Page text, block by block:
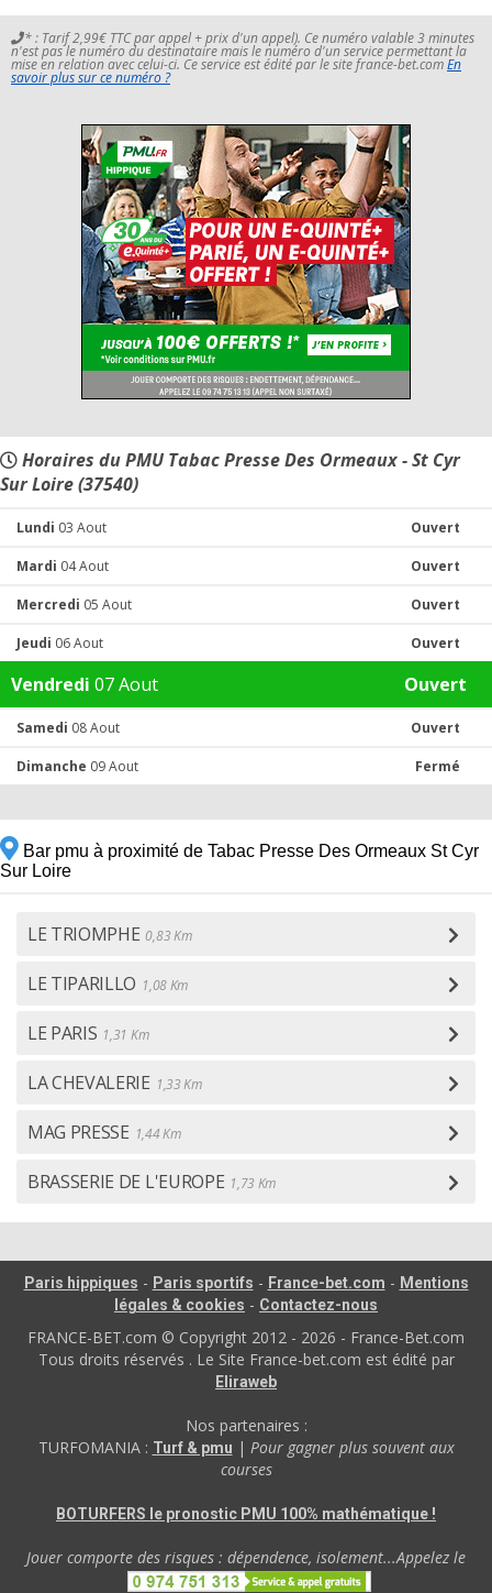
* : Tarif 2,99€ TTC par appel + prix d'un appel). Ce numéro valable 3 minutes
n'est pas le numéro du destinataire mais le numéro d'un service permettant la
mise en relation avec celui-ci. Ce service est édité par le site france-bet.comEn
savoir plus sur ce numéro ?
Horaires du PMU Tabac Presse Des Ormeaux - St Cyr
Sur Loire (37540)
Lundi 03 Aout Ouvert
Mardi 04 Aout Ouvert
Mercredi 05 Aout Ouvert
Jeudi 06 Aout Ouvert
Vendredi 07 Aout Ouvert
Samedi 08 Aout Ouvert
Dimanche 09 Aout Fermé
Bar pmu à proximité de Tabac Presse Des Ormeaux St Cyr
Sur Loire
LE TRIOMPHE 0,83 Km
LE TIPARILLO 1,08 Km
LE PARIS 1,31 Km
LA CHEVALERIE 1,33 Km
MAG PRESSE 1,44 Km
BRASSERIE DE L'EUROPE 1,73 Km
Paris hippiques - Paris sportifs - France-bet.com - Mentions
légales & cookies - Contactez-nous
FRANCE-BET.com © Copyright 2012 - 2026 - France-Bet.com
Tous droits réservés . Le Site France-bet.com est édité par
Eliraweb
Nos partenaires :
TURFOMANIA : Turf & pmu | Pour gagner plus souvent aux
courses
BOTURFERS le pronostic PMU 100% mathématique !
Jouer comporte des risques : dépendence, isolement...Appelez le